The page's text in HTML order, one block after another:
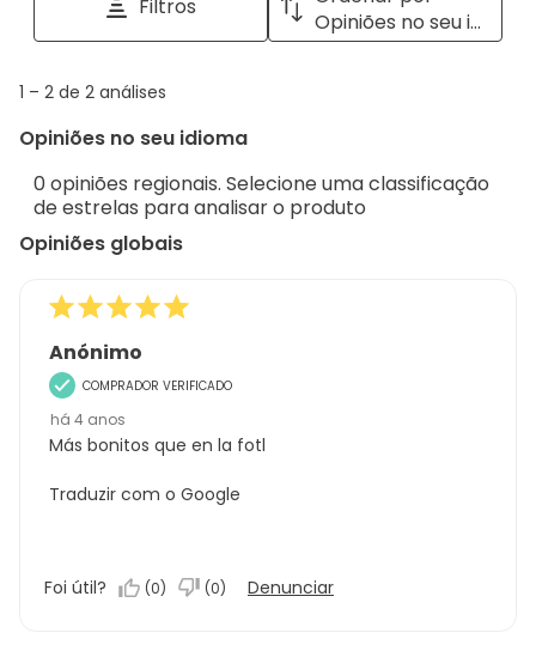
with
Filtros
Opiniões no seu idioma
1
2
análises
1 – 2 de 2 análises
Opiniões no seu idioma
0 opiniões regionais. Selecione uma classificação
de estrelas para analisar o produto
Opiniões globais
Anónimo
COMPRADOR VERIFICADO
há 4 anos
Más bonitos que en la fotl
Traduzir com o Google
Foi útil? (0) (0) Denunciar